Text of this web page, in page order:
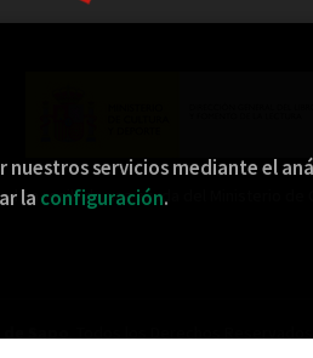
ha recibido una ayuda del Ministerio de
servicios mediante el
la configuración.